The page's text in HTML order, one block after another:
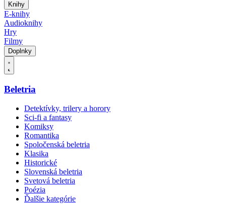
Knihy
E-knihy
Audioknihy
Hry
Filmy
Doplnky
Beletria
Detektívky, trilery a horory
Sci-fi a fantasy
Komiksy
Romantika
Spoločenská beletria
Klasika
Historické
Slovenská beletria
Svetová beletria
Poézia
Ďalšie kategórie